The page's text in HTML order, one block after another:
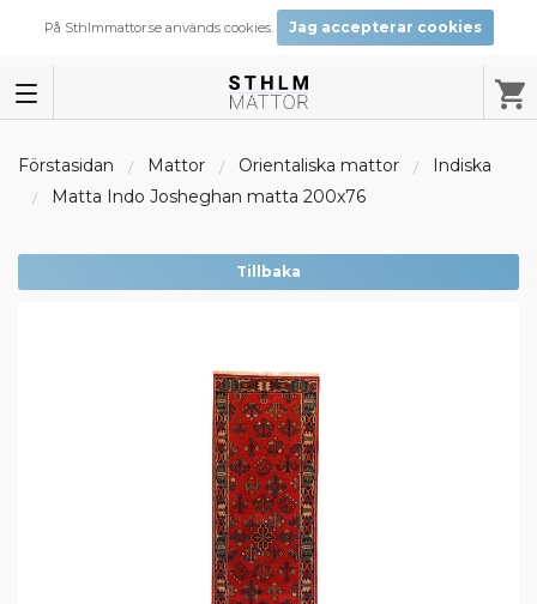
På Sthlmmattor.se används cookies. Jag accepterar cookies
Förstasidan Mattor Orientaliska mattor
Indiska
Matta Indo Josheghan matta 200x76
Tillbaka